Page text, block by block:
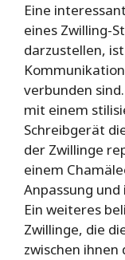
Eine
eines Zwilling-
darzustellen,
verbunden
mit einem
Schreibgerät
der Zwillinge
einem
Anpassung
Ein weiteres
Zwillinge, die
zwischen ihnen